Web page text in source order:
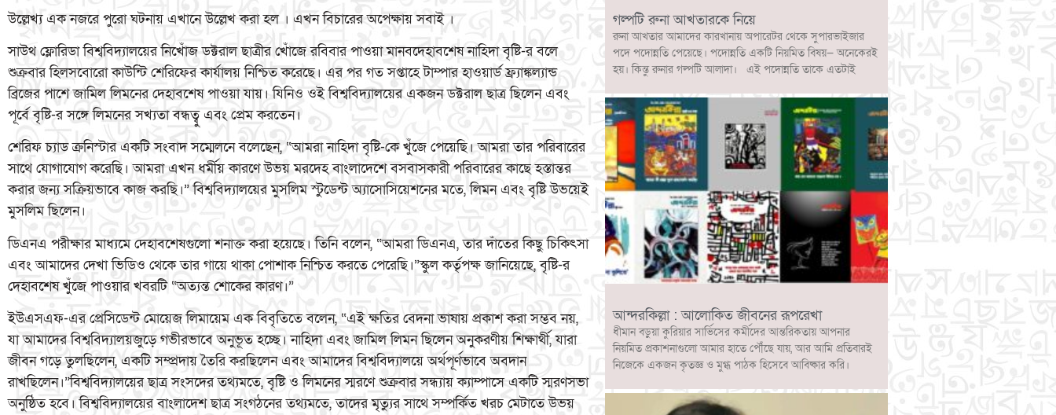
উল্লেখ্য এক নজরে পুরো ঘটনায় এখানে উল্লেখ করা হল । এখন বিচারের অপেক্ষায় সবাই ।
সাউথ ফ্লোরিডা বিশ্ববিদ্যালয়ের নিখোঁজ ডক্টরাল ছাত্রীর খোঁজে রবিবার পাওয়া মানবদেহাবশেষ নাহিদা বৃষ্টি-র বলে
শুক্রবার হিলসবোরো কাউন্টি শেরিফের কার্যালয় নিশ্চিত করেছে। এর পর গত সপ্তাহে টাম্পার হাওয়ার্ড ফ্র্যাঙ্কল্যান্ড
ব্রিজের পাশে জামিল লিমনের দেহাবশেষ পাওয়া যায়। যিনিও ওই বিশ্ববিদ্যালয়ের একজন ডক্টরাল ছাত্র ছিলেন এবং
পূর্বে বৃষ্টি-র সঙ্গে লিমনের সখ্যতা বন্ধত্বু এবং প্রেম করতেন।
শেরিফ চ্যাড ক্রনিস্টার একটি সংবাদ সম্মেলনে বলেছেন, “আমরা নাহিদা বৃষ্টি-কে খুঁজে পেয়েছি। আমরা তার পরিবারের
সাথে যোগাযোগ করেছি। আমরা এখন ধর্মীয় কারণে উভয় মরদেহ বাংলাদেশে বসবাসকারী পরিবারের কাছে হস্তান্তর
করার জন্য সক্রিয়ভাবে কাজ করছি।” বিশ্ববিদ্যালয়ের মুসলিম স্টুডেন্ট অ্যাসোসিয়েশনের মতে, লিমন এবং বৃষ্টি উভয়েই
মুসলিম ছিলেন।
ডিএনএ পরীক্ষার মাধ্যমে দেহাবশেষগুলো শনাক্ত করা হয়েছে। তিনি বলেন, “আমরা ডিএনএ, তার দাঁতের কিছু চিকিৎসা
এবং আমাদের দেখা ভিডিও থেকে তার গায়ে থাকা পোশাক নিশ্চিত করতে পেরেছি।”স্কুল কর্তৃপক্ষ জানিয়েছে, বৃষ্টি-র
দেহাবশেষ খুঁজে পাওয়ার খবরটি “অত্যন্ত শোকের কারণ।”
ইউএসএফ-এর প্রেসিডেন্ট মোয়েজ লিমায়েম এক বিবৃতিতে বলেন, “এই ক্ষতির বেদনা ভাষায় প্রকাশ করা সম্ভব নয়,
যা আমাদের বিশ্ববিদ্যালয়জুড়ে গভীরভাবে অনুভূত হচ্ছে। নাহিদা এবং জামিল লিমন ছিলেন অনুকরণীয় শিক্ষার্থী, যারা
জীবন গড়ে তুলছিলেন, একটি সম্প্রদায় তৈরি করছিলেন এবং আমাদের বিশ্ববিদ্যালয়ে অর্থপূর্ণভাবে অবদান
রাখছিলেন।”বিশ্ববিদ্যালয়ের ছাত্র সংসদের তথ্যমতে, বৃষ্টি ও লিমনের স্মরণে শুক্রবার সন্ধ্যায় ক্যাম্পাসে একটি স্মরণসভা
অনুষ্ঠিত হবে। বিশ্ববিদ্যালয়ের বাংলাদেশ ছাত্র সংগঠনের তথ্যমতে, তাদের মৃত্যুর সাথে সম্পর্কিত খরচ মেটাতে উভয়
গল্পটি রুনা আখতারকে নিয়ে
রুনা আখতার আমাদের কারখানায় অপারেটর থেকে সুপারভাইজার
পদে পদোন্নতি পেয়েছে। পদোন্নতি একটি নিয়মিত বিষয়— অনেকেরই
হয়। কিন্তু রুনার গল্পটি আলাদা। এই পদোন্নতি তাকে এতটাই
আন্দরকিল্লা : আলোকিত জীবনের রূপরেখা
ধীমান বড়ুয়া কুরিয়ার সার্ভিসের কর্মীদের আন্তরিকতায় আপনার
নিয়মিত প্রকাশনাগুলো আমার হাতে পৌঁছে যায়, আর আমি প্রতিবারই
নিজেকে একজন কৃতজ্ঞ ও মুগ্ধ পাঠক হিসেবে আবিষ্কার করি।